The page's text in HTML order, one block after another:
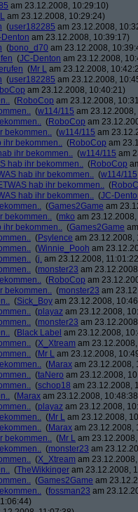
am 23.12.2008, 10:29:10)
am 23.12.2008, 10:29:24)
(user182285 am 23.12.2008,
am 23.12.2008, 10:39:17)
(bono_d70 am 23.12.2008,
(JC-Denton am 23.12.2008,
(Mr L am 23.12.2008,
(user182285 am 23.12.2008,
am 23.12.2008, 10:40:21)
(RoboCop am 23.12.2008,
(w114/115 am
(RoboCop am
bekommen.. (w114/115 am
ihr bekommen.. (RoboCop am
ihr bekommen.. (w114/115 am
hab ihr bekommen.. (RoboCop
hab ihr bekommen.. (w114/115
hab ihr bekommen.. (
hab ihr bekommen.. (JC-
(Games2Game am
bekommen.. (mko am
ihr bekommen.. (Games2Game
(Psylence am 23.12.2008,
(Winnie_Pooh am
(j. am 23.12.2008,
(monster23 am
(RoboCop am
bekommen.. (monster23 am
(Sick_Boy am 23.12.2008,
(playaz am 23.12.2008,
(monster23 am
(Black Label am 23.12.2008,
(X_Xtream am
(Mr L am 23.12.2008,
(Marax am 23.12.2008,
(taNero am 23.12.2008,
(schop18 am 23.12.2008,
(Marax am 23.12.2008,
(playaz am 23.12.2008,
(Mr L am 23.12.2008,
(Marax am 23.12.2008,
bekommen.. (Mr L am
(monster23 am
(X_Xtream am
(TheWikkinger am 23.12.2008,
(Games2Game am
(fossman23 am